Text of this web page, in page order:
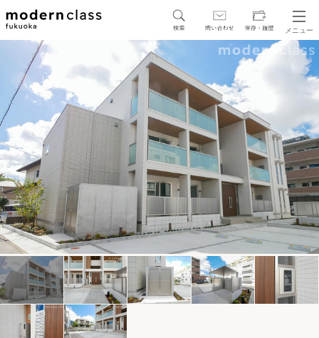
メニュー
SEARCH
地図から探す 駅・路線から探す
区から探す
人気エリアから探す
アクセスランキング
保存した物件